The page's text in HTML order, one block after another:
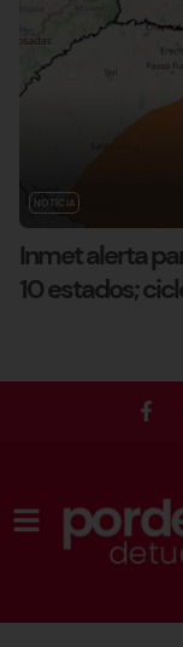
NOTÍCIA
Inmet alerta
10 estados;